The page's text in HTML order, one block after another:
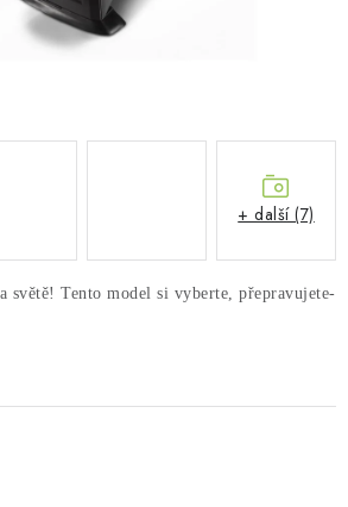
světě! Tento model si vyberte, přepravujete-
+ další (7)